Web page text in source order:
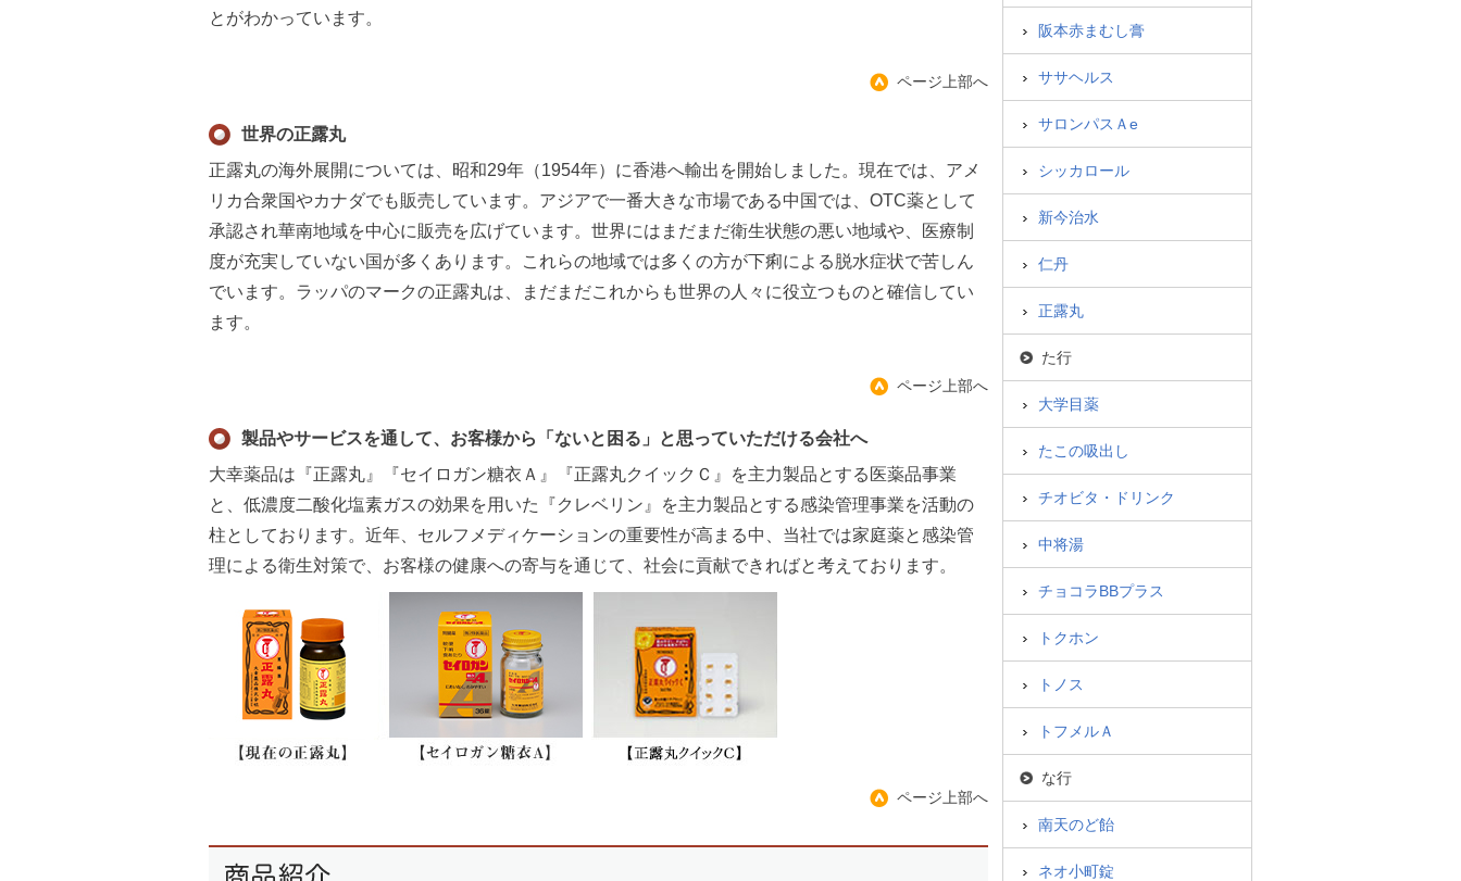
とがわかっています。
ページ上部へ
世界の正露丸
正露丸の海外展開については、昭和29年（1954年）に香港へ輸出を開始しました。現在では、アメ
リカ合衆国やカナダでも販売しています。アジアで一番大きな市場である中国では、OTC薬として
承認され華南地域を中心に販売を広げています。世界にはまだまだ衛生状態の悪い地域や、医療制
度が充実していない国が多くあります。これらの地域では多くの方が下痢による脱水症状で苦しん
でいます。ラッパのマークの正露丸は、まだまだこれからも世界の人々に役立つものと確信してい
ます。
ページ上部へ
製品やサービスを通して、お客様から「ないと困る」と思っていただける会社へ
大幸薬品は『正露丸』『セイロガン糖衣Ａ』『正露丸クイックＣ』を主力製品とする医薬品事業
と、低濃度二酸化塩素ガスの効果を用いた『クレベリン』を主力製品とする感染管理事業を活動の
柱としております。近年、セルフメディケーションの重要性が高まる中、当社では家庭薬と感染管
理による衛生対策で、お客様の健康への寄与を通じて、社会に貢献できればと考えております。
ページ上部へ
阪本赤まむし膏
ササヘルス
サロンパスＡe
シッカロール
新今治水
仁丹
正露丸
た行
大学目薬
たこの吸出し
チオビタ・ドリンク
中将湯
チョコラBBプラス
トクホン
トノス
トフメルＡ
な行
南天のど飴
ネオ小町錠